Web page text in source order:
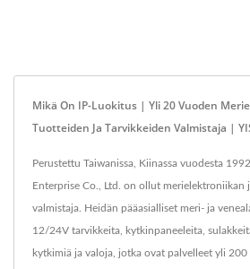
Mikä On IP-Luokitus | Yli 20 Vuoden
Tuotteiden Ja Tarvikkeiden Valmistaja |
Perustettu Taiwanissa, Kiinassa vuodesta
Enterprise Co., Ltd. on ollut merielektroniikan
valmistaja. Heidän pääasialliset meri- ja
12/24V tarvikkeita, kytkinpaneeleita,
kytkimiä ja valoja, jotka ovat palvelleet yli 200